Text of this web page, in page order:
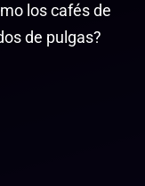
los cafés de
de pulgas?